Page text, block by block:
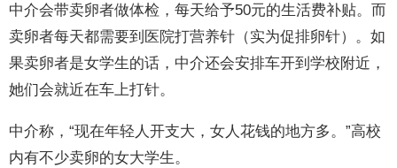
中介会带卖卵者做体检，每天给予50元的生活费补贴。而
卖卵者每天都需要到医院打营养针（实为促排卵针）。如
果卖卵者是女学生的话，中介还会安排车开到学校附近，
她们会就近在车上打针。
中介称，“现在年轻人开支大，女人花钱的地方多。”高校
内有不少卖卵的女大学生。